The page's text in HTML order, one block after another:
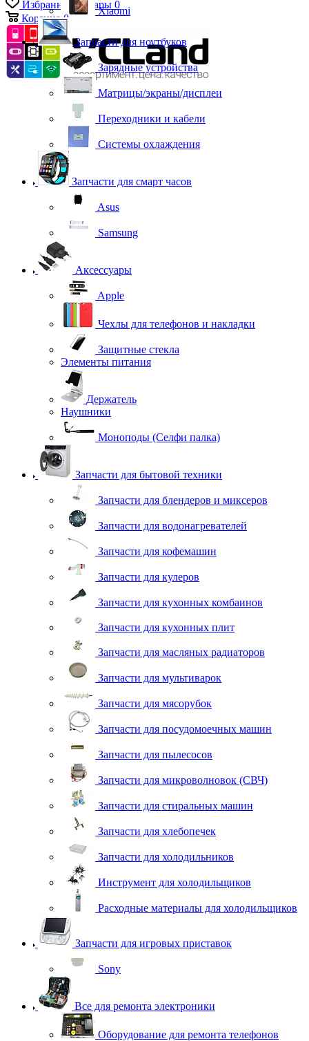
Избранные товары 0
Корзина 0
Xiaomi
Запчасти для ноутбуков
Зарядные устройства
Матрицы/экраны/дисплеи
Переходники и кабели
Системы охлаждения
Запчасти для смарт часов
Asus
Samsung
Аксессуары
Apple
Чехлы для телефонов и накладки
Защитные стекла
Элементы питания
Держатель
Наушники
Моноподы (Селфи палка)
Запчасти для бытовой техники
Запчасти для блендеров и миксеров
Запчасти для водонагревателей
Запчасти для кофемашин
Запчасти для кулеров
Запчасти для кухонных комбаинов
Запчасти для кухонных плит
Запчасти для масляных радиаторов
Запчасти для мультиварок
Запчасти для мясорубок
Запчасти для посудомоечных машин
Запчасти для пылесосов
Запчасти для микроволновок (СВЧ)
Запчасти для стиральных машин
Запчасти для хлебопечек
Запчасти для холодильников
Инструмент для холодильщиков
Расходные материалы для холодильщиков
Запчасти для игровых приставок
Sony
Все для ремонта электроники
Оборудование для ремонта телефонов